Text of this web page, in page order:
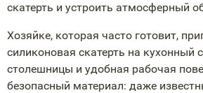
скатерть и устроить атмосферный
Хозяйке, которая часто готовит,
силиконовая скатерть на кухонный
столешницы и удобная рабочая
безопасный материал: даже